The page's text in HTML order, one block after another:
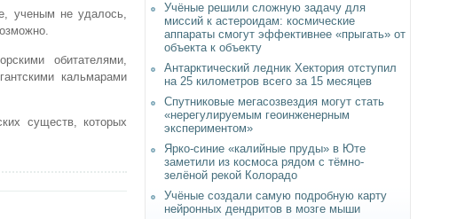
ученым не удалось,
обитателями,
кальмарами
существ, которых
Учёные решили сложную задачу для
миссий к астероидам: космические
аппараты смогут эффективнее «прыгать» от
объекта к объекту
Антарктический ледник Хектория отступил
на 25 километров всего за 15 месяцев
Спутниковые мегасозвездия могут стать
«нерегулируемым геоинженерным
экспериментом»
Ярко-синие «калийные пруды» в Юте
заметили из космоса рядом с тёмно-
зелёной рекой Колорадо
Учёные создали самую подробную карту
нейронных дендритов в мозге мыши